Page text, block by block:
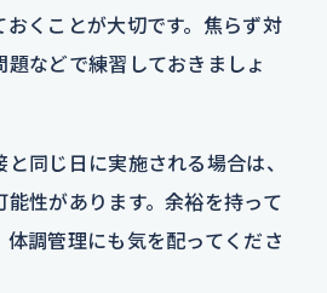
おくことが大切です。焦らず対
などで練習しておきましょ
同じ日に実施される場合は、
性があります。余裕を持って
調管理にも気を配ってくださ